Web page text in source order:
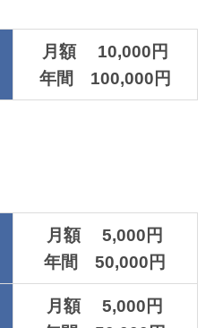
月額 10,000円
年間 100,000円
月額 5,000円
年間 50,000円
月額 5,000円